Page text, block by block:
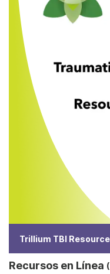
Trillium TBI
Recursos en Línea